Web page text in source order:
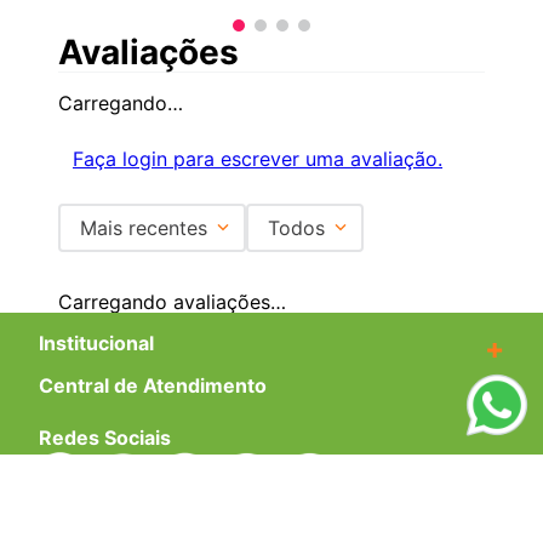
Avaliações
Carregando…
Faça login para escrever uma avaliação.
Mais recentes Todos
Carregando avaliações…
Institucional
+
Central de Atendimento +
Redes Sociais